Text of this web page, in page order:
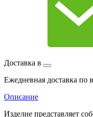
Доставка в
Ежедневная доставка по
Описание
Изделие представляет